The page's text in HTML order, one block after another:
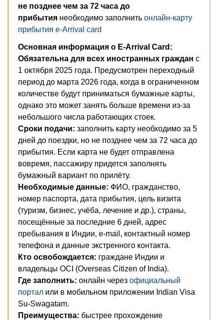
не позднее чем за 72 часа до
прибытия необходимо заполнить онлайн-карту
прибытия e-Arrival card
Основная информация о E-Arrival Card:
Обязательна для всех иностранных граждан с
1 октября 2025 года. Предусмотрен переходный
период до марта 2026 года, когда в ограниченном
количестве будут приниматься бумажные карты,
однако это может занять больше времени из-за
небольшого числа работающих стоек.
Сроки подачи: заполнить карту необходимо за 5
дней до поездки, но не позднее чем за 72 часа до
прибытия. Если карта не будет отправлена
вовремя, пассажиру придется заполнять
бумажный вариант по прилёту.
Необходимые данные: ФИО, гражданство,
номер паспорта, дата прибытия, цель визита
(туризм, бизнес, учёба, лечение и др.), страны,
посещённые за последние 6 дней, адрес
пребывания в Индии, e-mail, контактный номер
телефона и данные экстренного контакта.
Кто освобождается: граждане Индии и
владельцы OCI (Overseas Citizen of India).
Где заполнить: онлайн через официальный
портал или в мобильном приложении Indian Visa
Su-Swagatam.
Преимущества: быстрее прохождение